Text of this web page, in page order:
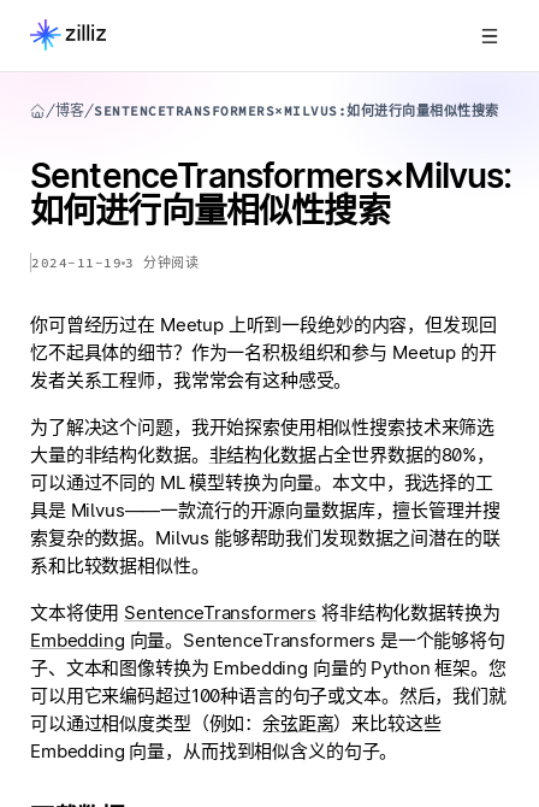
博客 SENTENCETRANSFORMERS×MILVUS:如何进行向量相似性搜索
SentenceTransformers×Milvus:
如何进行向量相似性搜索
2024-11-19 3 分钟阅读
你可曾经历过在 Meetup 上听到一段绝妙的内容，但发现回
忆不起具体的细节？作为一名积极组织和参与 Meetup 的开
发者关系工程师，我常常会有这种感受。
为了解决这个问题，我开始探索使用相似性搜索技术来筛选
大量的非结构化数据。 非结构化数据占全世界数据的80%，
可以通过不同的 ML 模型转换为向量。本文中，我选择的工
具是 Milvus——一款流行的开源向量数据库，擅长管理并搜
索复杂的数据。Milvus 能够帮助我们发现数据之间潜在的联
系和比较数据相似性。
文本将使用 SentenceTransformers 将非结构化数据转换为
Embedding 向量。SentenceTransformers 是一个能够将句
子、文本和图像转换为 Embedding 向量的 Python 框架。您
可以用它来编码超过100种语言的句子或文本。然后，我们就
可以通过相似度类型（例如：余弦距离）来比较这些
Embedding 向量，从而找到相似含义的句子。